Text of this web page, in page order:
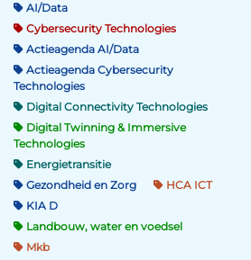
AI/Data
Cybersecurity Technologies
Actieagenda AI/Data
Actieagenda Cybersecurity
Technologies
Digital Connectivity Technologies
Digital Twinning & Immersive
Technologies
Energietransitie
Gezondheid en Zorg
HCA ICT
KIA D
Landbouw, water en voedsel
Mkb